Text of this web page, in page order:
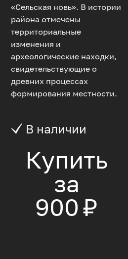
«Сельская новь». В истории
района отмечены
территориальные
изменения и
археологические находки,
свидетельствующие о
древних процессах
формирования местности.
В наличии
Купить
за
900 ₽